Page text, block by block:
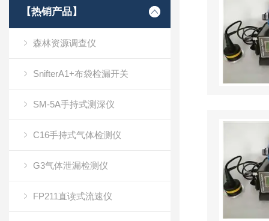
【热销产品】
森林资源调查仪
SnifterA1+布袋检漏开关
SM-5A手持式测深仪
C16手持式气体检测仪
G3气体泄漏检测仪
FP211直读式流速仪